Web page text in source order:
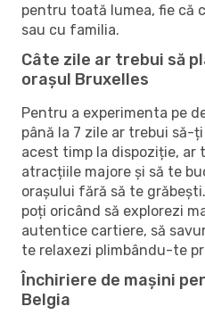
pentru toată lumea, fie că
sau cu familia.
Câte zile ar trebui să
orașul Bruxelles
Pentru a experimenta pe
până la 7 zile ar trebui să-
acest timp la dispoziție, ar
atracțiile majore și să te
orașului fără să te
poți oricând să explorezi
autentice cartiere, să
te relaxezi plimbându-te
Închiriere de mașini
Belgia